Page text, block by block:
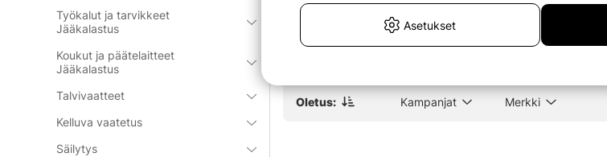
Työkalut ja tarvikkeet
Jääkalastus
Koukut ja päätelaitteet
Jääkalastus
Talvivaatteet
Kelluva vaatetus
Säilytys
€74.90
Sand
€10.90
Oletus: Kampanjat Merkki
Asetukset